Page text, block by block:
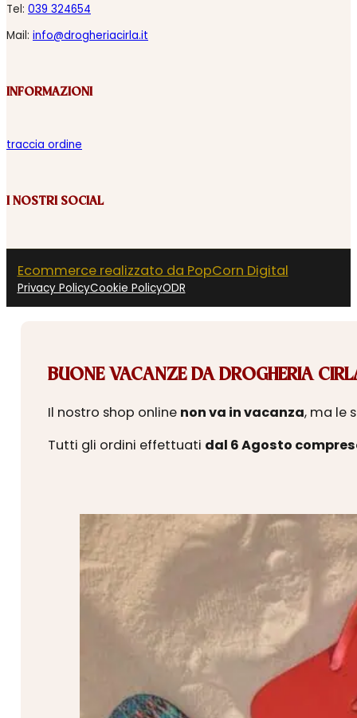
Tel: 039 324654
Mail: info@drogheriacirla.it
INFORMAZIONI
traccia ordine
I NOSTRI SOCIAL
Ecommerce realizzato da PopCorn Digital
Privacy PolicyCookie PolicyODR
BUONE VACANZE DA DROGHERIA
Il nostro shop online non va in vacanza, ma le
Tutti gli ordini effettuati dal 6 Agosto